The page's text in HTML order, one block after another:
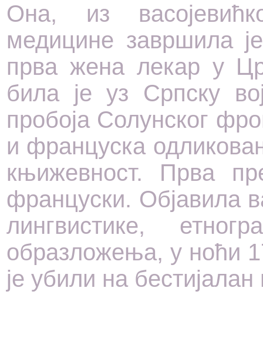
Она, из
медицине завршила
прва жена лекар у
била је уз Српску
пробоја Солунског
и француска
књижевност. Прва
француски. Објавила
лингвистике,
образложења, у ноћи
је убили на бестијалан